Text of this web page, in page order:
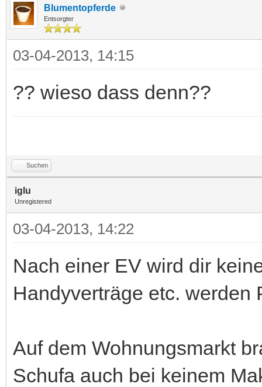
Blumentopferde
Entsorgter
03-04-2013, 14:15
?? wieso dass denn??
Suchen
iglu
Unregistered
03-04-2013, 14:22
Nach einer EV wird dir
Handyverträge etc. werden
Auf dem Wohnungsmarkt
Schufa auch bei keinem